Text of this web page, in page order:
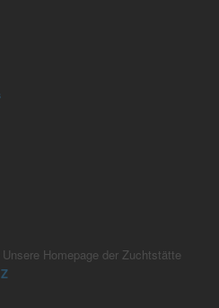
Unsere Homepage der Zuchtstätte